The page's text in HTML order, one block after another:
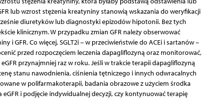
lub wzrost stężenia kreatyniny stanowią wskazania do weryfikacji
diuretyków lub diagnostyki epizodów hipotonii. Bez tych
klinicznym. W przypadku zmian GFR należy obserwować
GFR. Co więcej, SGLT2i – w przeciwieństwie do ACEi i sartanów –
przed rozpoczęciem leczenia dapagliflozyną oraz monitorować,
przynajmniej raz w roku. Jeśli w trakcie terapii dapagliflozyną
stanu nawodnienia, ciśnienia tętniczego i innych odwracalnych
w polifarmakoterapii, badania obrazowe z użyciem środka
i podjęcie indywidualnej decyzji, czy kontynuować terapię